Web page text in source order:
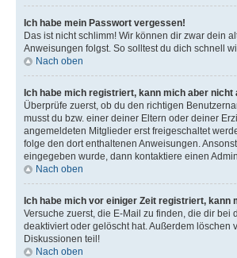
Ich habe mein Passwort vergessen!
Das ist nicht schlimm! Wir können dir zwar dein
Anweisungen folgst. So solltest du dich schnell
Nach oben
Ich habe mich registriert, kann mich aber nicht
Überprüfe zuerst, ob du den richtigen
musst du bzw. einer deiner Eltern oder deiner
angemeldeten Mitglieder erst freigeschaltet
folge den dort enthaltenen Anweisungen.
eingegeben wurde, dann kontaktiere einen
Nach oben
Ich habe mich vor einiger Zeit registriert, kann
Versuche zuerst, die E-Mail zu finden, die dir
deaktiviert oder gelöscht hat. Außerdem
Diskussionen teil!
Nach oben